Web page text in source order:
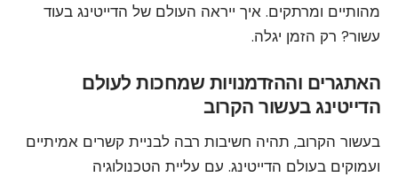
מהותיים ומרתקים. איך ייראה העולם של הדייטינג בעוד
עשור? רק הזמן יגלה.
האתגרים וההזדמנויות שמחכות לעולם
הדייטינג בעשור הקרוב
בעשור הקרוב, תהיה חשיבות רבה לבניית קשרים אמיתיים
ועמוקים בעולם הדייטינג. עם עליית הטכנולוגיה